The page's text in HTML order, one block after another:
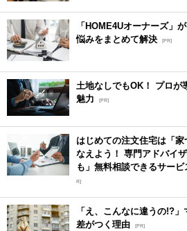
「HOME4Uオーナーズ」
悩みをまとめて解決 [PR]
土地なしでもOK！ プロが
魅力
[PR]
はじめての注文住宅は「
なえよう！ 専門アドバイ
も」無料相談できるサー
R]
「え、こんなに違うの!?
差がつく理由 [PR]